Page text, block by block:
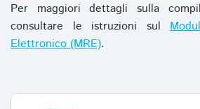
Per maggiori dettagli sulla
consultare le istruzioni sul
Elettronico (MRE).